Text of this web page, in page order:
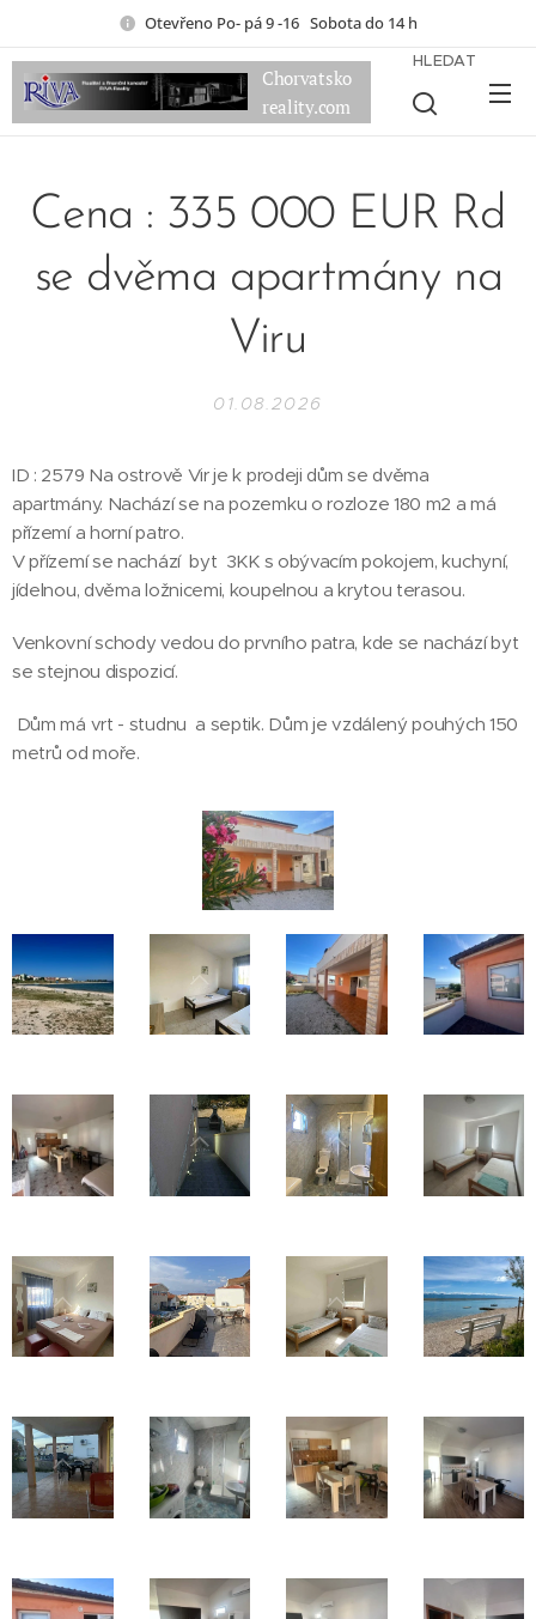
Otevřeno Po- pá 9 -16 Sobota do 14 h
Chorvatsko
reality.com
HLEDAT
Cena : 335 000 EUR Rd
se dvěma apartmány na
Viru
01.08.2026
ID : 2579 Na ostrově Vir je k prodeji dům se dvěma
apartmány. Nachází se na pozemku o rozloze 180 m2 a má
přízemí a horní patro.
V přízemí se nachází byt 3KK s obývacím pokojem, kuchyní,
jídelnou, dvěma ložnicemi, koupelnou a krytou terasou.
Venkovní schody vedou do prvního patra, kde se nachází byt
se stejnou dispozicí.
Dům má vrt - studnu a septik. Dům je vzdálený pouhých 150
metrů od moře.